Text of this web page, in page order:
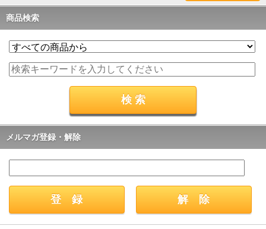
商品検索
メルマガ登録・解除